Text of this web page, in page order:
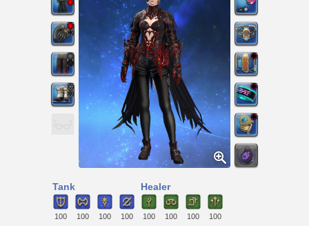
Tank
100 100 100 100
Healer
100 100 100 100